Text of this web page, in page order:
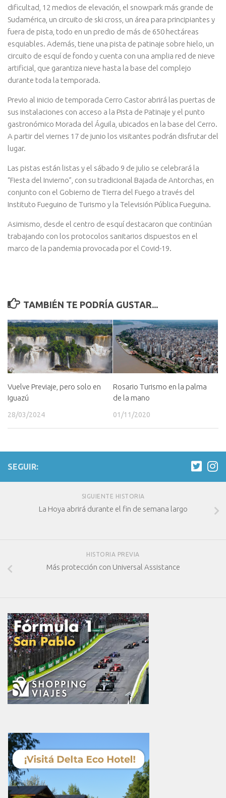
dificultad, 12 medios de elevación, el snowpark más grande de
Sudamérica, un circuito de ski cross, un área para principiantes y
fuera de pista, todo en un predio de más de 650 hectáreas
esquiables. Además, tiene una pista de patinaje sobre hielo, un
circuito de esquí de fondo y cuenta con una amplia red de nieve
artificial, que garantiza nieve hasta la base del complejo
durante toda la temporada.
Previo al inicio de temporada Cerro Castor abrirá las puertas de
sus instalaciones con acceso a la Pista de Patinaje y el punto
gastronómico Morada del Águila, ubicados en la base del Cerro.
A partir del viernes 17 de junio los visitantes podrán disfrutar del
lugar.
Las pistas están listas y el sábado 9 de julio se celebrará la
“Fiesta del Invierno”, con su tradicional Bajada de Antorchas, en
conjunto con el Gobierno de Tierra del Fuego a través del
Instituto Fueguino de Turismo y la Televisión Pública Fueguina.
Asimismo, desde el centro de esquí destacaron que continúan
trabajando con los protocolos sanitarios dispuestos en el
marco de la pandemia provocada por el Covid-19.
TAMBIÉN TE PODRÍA GUSTAR...
Vuelve Previaje, pero solo en
Iguazú
28/03/2024
Rosario Turismo en la palma
de la mano
01/11/2020
SEGUIR:
SIGUIENTE HISTORIA
La Hoya abrirá durante el fin de semana largo
HISTORIA PREVIA
Más protección con Universal Assistance